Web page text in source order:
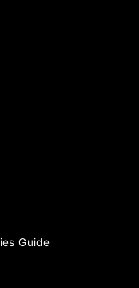
Guide